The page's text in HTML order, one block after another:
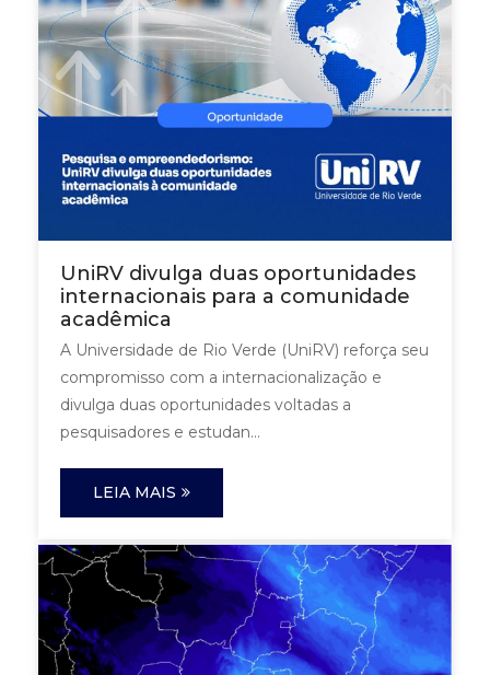
UniRV divulga duas oportunidades
internacionais para a comunidade
acadêmica
A Universidade de Rio Verde (UniRV) reforça seu
compromisso com a internacionalização e
divulga duas oportunidades voltadas a
pesquisadores e estudan...
LEIA MAIS